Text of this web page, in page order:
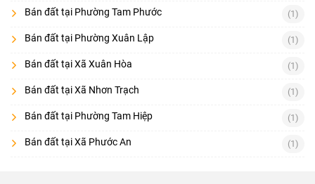
Bán đất tại Phường Tam Phước (1)
Bán đất tại Phường Xuân Lập (1)
Bán đất tại Xã Xuân Hòa (1)
Bán đất tại Xã Nhơn Trạch (1)
Bán đất tại Phường Tam Hiệp (1)
Bán đất tại Xã Phước An (1)